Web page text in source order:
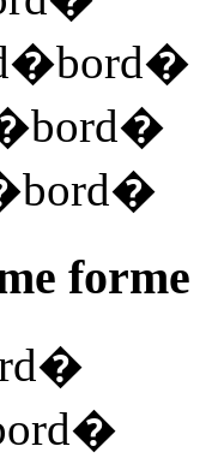
�
�
�
forme
�
�